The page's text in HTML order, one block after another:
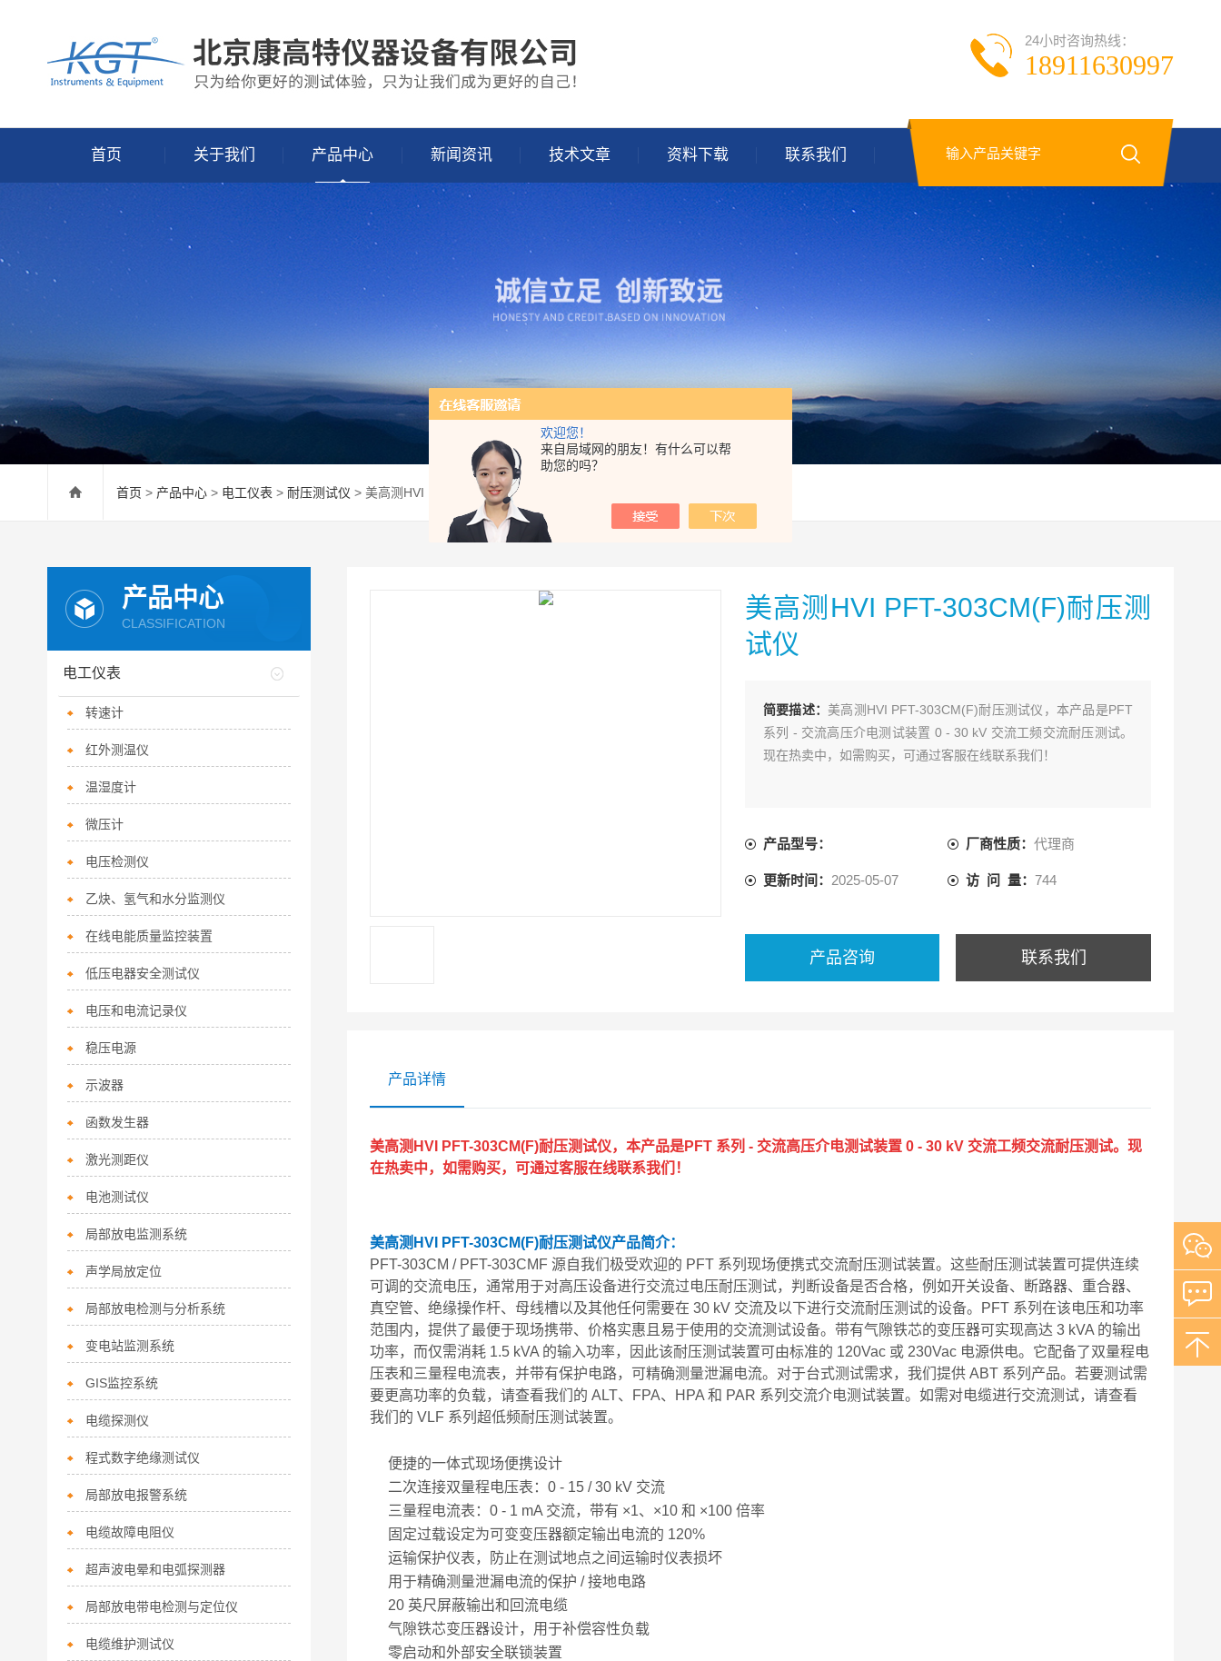
欢迎您！
来自局域网的朋友！有什么可以帮
助您的吗？
24小时咨询热线：
18911630997
首页 关于我们 产品中心 新闻资讯 技术文章 资料下载 联系我们
首页 > 产品中心 > 电工仪表 > 耐压测试仪 > 美高测HVI PFT-303CM(F)耐压测试仪
美高测HVI PFT-303CM(F)耐压测
试仪
简要描述：美高测HVI PFT-303CM(F)耐压测试仪，本产品是PFT
系列 - 交流高压介电测试装置 0 - 30 kV 交流工频交流耐压测试。
现在热卖中，如需购买，可通过客服在线联系我们！
产品型号： 厂商性质：代理商
更新时间： 2025-05-07 访 问 量：744
产品咨询 联系我们
产品详情
美高测HVI PFT-303CM(F)耐压测试仪，本产品是PFT 系列 - 交流高压介电测试装置 0 - 30 kV 交流工频交流耐压测试。现
在热卖中，如需购买，可通过客服在线联系我们！
美高测HVI PFT-303CM(F)耐压测试仪产品简介：
PFT-303CM / PFT-303CMF 源自我们极受欢迎的 PFT 系列现场便携式交流耐压测试装置。这些耐压测试装置可提供连续
可调的交流电压，通常用于对高压设备进行交流过电压耐压测试，判断设备是否合格，例如开关设备、断路器、重合器、
真空管、绝缘操作杆、母线槽以及其他任何需要在 30 kV 交流及以下进行交流耐压测试的设备。PFT 系列在该电压和功率
范围内，提供了最便于现场携带、价格实惠且易于使用的交流测试设备。带有气隙铁芯的变压器可实现高达 3 kVA 的输出
功率，而仅需消耗 1.5 kVA 的输入功率，因此该耐压测试装置可由标准的 120Vac 或 230Vac 电源供电。它配备了双量程电
压表和三量程电流表，并带有保护电路，可精确测量泄漏电流。对于台式测试需求，我们提供 ABT 系列产品。若要测试需
要更高功率的负载，请查看我们的 ALT、FPA、HPA 和 PAR 系列交流介电测试装置。如需对电缆进行交流测试，请查看
我们的 VLF 系列超低频耐压测试装置。
便捷的一体式现场便携设计
二次连接双量程电压表：0 - 15 / 30 kV 交流
三量程电流表：0 - 1 mA 交流，带有 ×1、×10 和 ×100 倍率
固定过载设定为可变变压器额定输出电流的 120%
运输保护仪表，防止在测试地点之间运输时仪表损坏
用于精确测量泄漏电流的保护 / 接地电路
20 英尺屏蔽输出和回流电缆
气隙铁芯变压器设计，用于补偿容性负载
零启动和外部安全联锁装置
产品中心
CLASSIFICATION
电工仪表
转速计
红外测温仪
温湿度计
微压计
电压检测仪
乙炔、氢气和水分监测仪
在线电能质量监控装置
低压电器安全测试仪
电压和电流记录仪
稳压电源
示波器
函数发生器
激光测距仪
电池测试仪
局部放电监测系统
声学局放定位
局部放电检测与分析系统
变电站监测系统
GIS监控系统
电缆探测仪
程式数字绝缘测试仪
局部放电报警系统
电缆故障电阻仪
超声波电晕和电弧探测器
局部放电带电检测与定位仪
电缆维护测试仪